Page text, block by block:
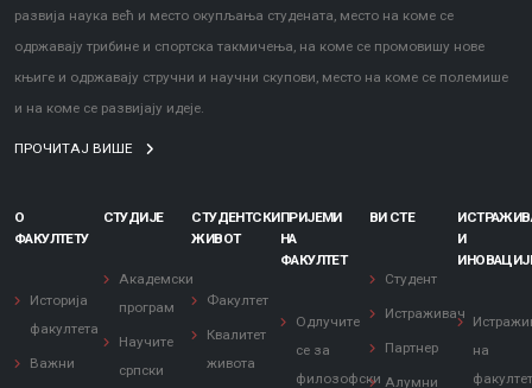
развија наука већ и место окупљања студената, место на коме се
одржавају трибине и спортска такмичења, на коме се промовишу нове
књиге и одржавају стручни и научни скупови, место на коме се полемише
и на коме се развијају идеје.
ПРОЧИТАЈ ВИШЕ
О
ФАКУЛТЕТУ
Историја
факултета
Важни
СТУДИЈЕ
Академски
програм
Научите
српски
СТУДЕНТСКИ
ЖИВОТ
Факултет
Квалитет
живота
ПРИЈЕМИ
НА
ФАКУЛТЕТ
Одлучите
се за
филозофски
ВИ СТЕ
Студент
Истраживач
Партнер
Алумни
И
на